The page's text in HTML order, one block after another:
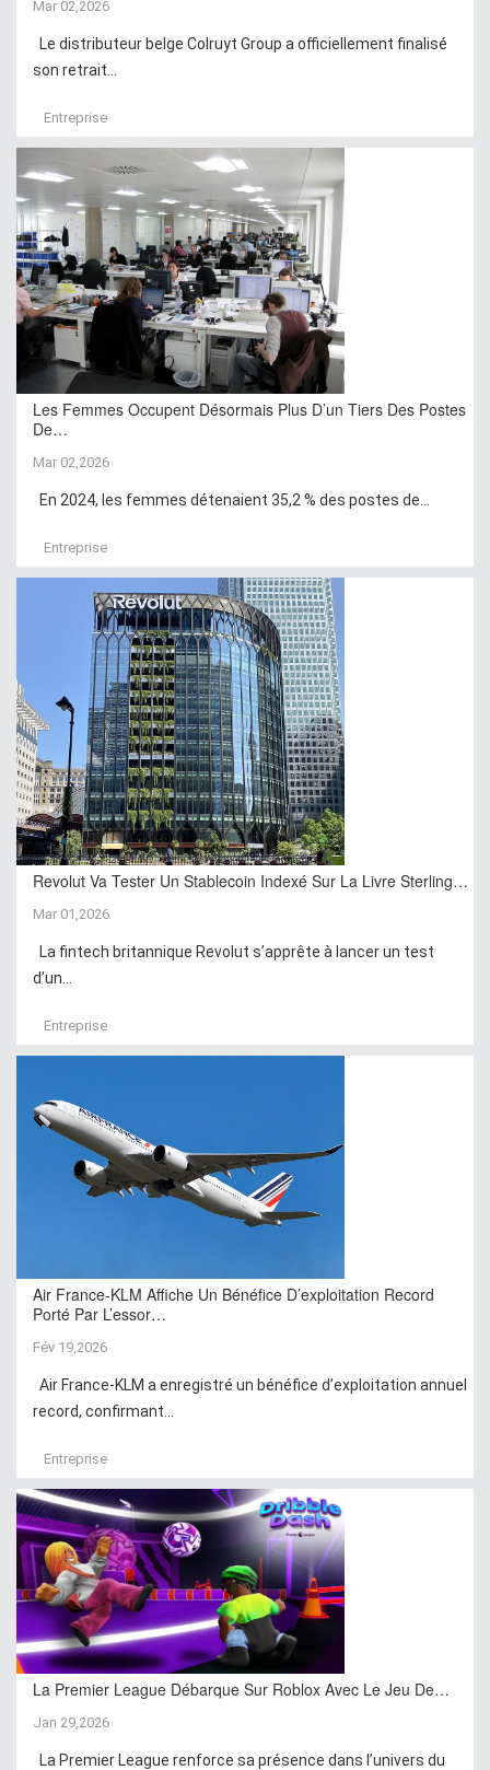
Mar 02,2026
Le distributeur belge Colruyt Group a officiellement finalisé
son retrait...
Entreprise
Les Femmes Occupent Désormais Plus D’un Tiers Des Postes
De…
Mar 02,2026
En 2024, les femmes détenaient 35,2 % des postes de...
Entreprise
Revolut Va Tester Un Stablecoin Indexé Sur La Livre Sterling…
Mar 01,2026
La fintech britannique Revolut s’apprête à lancer un test
d’un...
Entreprise
Air France-KLM Affiche Un Bénéfice D’exploitation Record
Porté Par L’essor…
Fév 19,2026
Air France-KLM a enregistré un bénéfice d’exploitation annuel
record, confirmant...
Entreprise
La Premier League Débarque Sur Roblox Avec Le Jeu De…
Jan 29,2026
La Premier League renforce sa présence dans l’univers du